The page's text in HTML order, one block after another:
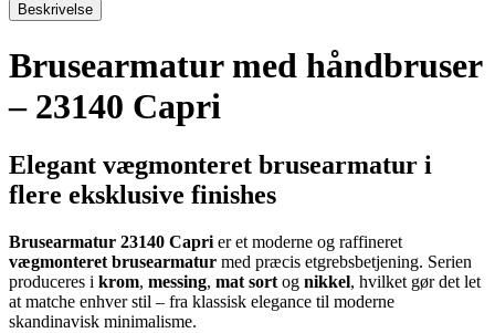
Beskrivelse
Brusearmatur med håndbruser
– 23140 Capri
Elegant vægmonteret brusearmatur i
flere eksklusive finishes
Brusearmatur 23140 Capri er et moderne og raffineret
vægmonteret brusearmatur med præcis etgrebsbetjening. Serien
produceres i krom, messing, mat sort og nikkel, hvilket gør det let
at matche enhver stil – fra klassisk elegance til moderne
skandinavisk minimalisme.